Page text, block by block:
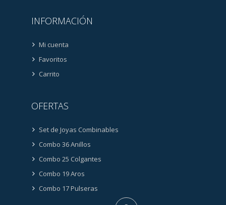
INFORMACIÓN
Mi cuenta
Favoritos
Carrito
OFERTAS
Set de Joyas Combinables
Combo 36 Anillos
Combo 25 Colgantes
Combo 19 Aros
Combo 17 Pulseras